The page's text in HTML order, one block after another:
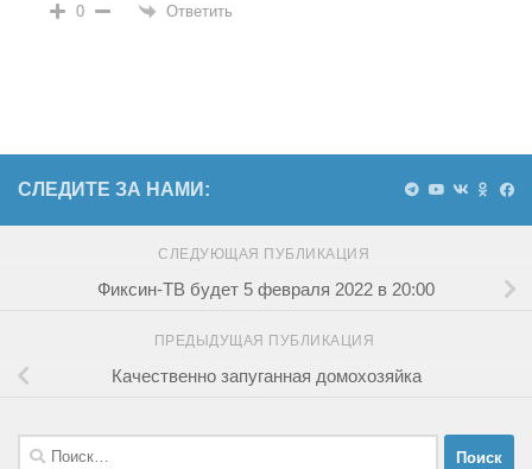
0 Ответить
СЛЕДИТЕ ЗА НАМИ:
СЛЕДУЮЩАЯ ПУБЛИКАЦИЯ
Фиксин-ТВ будет 5 февраля 2022 в 20:00
ПРЕДЫДУЩАЯ ПУБЛИКАЦИЯ
Качественно запуганная домохозяйка
Найти: